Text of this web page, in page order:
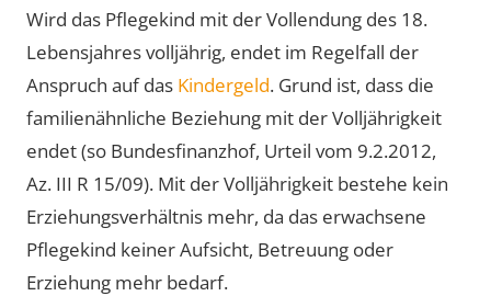
Wird das Pflegekind mit der Vollendung des 18.
Lebensjahres volljährig, endet im Regelfall der
Anspruch auf das Kindergeld. Grund ist, dass die
familienähnliche Beziehung mit der Volljährigkeit
endet (so Bundesfinanzhof, Urteil vom 9.2.2012,
Az. III R 15/09). Mit der Volljährigkeit bestehe kein
Erziehungsverhältnis mehr, da das erwachsene
Pflegekind keiner Aufsicht, Betreuung oder
Erziehung mehr bedarf.